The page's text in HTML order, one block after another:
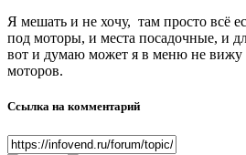
Я мешать и не хочу, там просто всё
под моторы, и места посадочные, и
вот и думаю может я в меню не вижу
моторов.
Ссылка на комментарий